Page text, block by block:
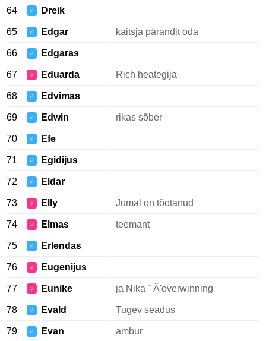
64 ♂ Dreik
65 ♂ Edgar kaitsja pärandit oda
66 ♂ Edgaras
67 ♀ Eduarda Rich heategija
68 ♂ Edvimas
69 ♂ Edwin rikas sõber
70 ♂ Efe
71 ♂ Egidijus
72 ♂ Eldar
73 ♀ Elly Jumal on tõotanud
74 ♀ Elmas teemant
75 ♂ Erlendas
76 ♀ Eugenijus
77 ♀ Eunike ja Nika ¨ Â'overwinning
78 ♂ Evald Tugev seadus
79 ♂ Evan ambur